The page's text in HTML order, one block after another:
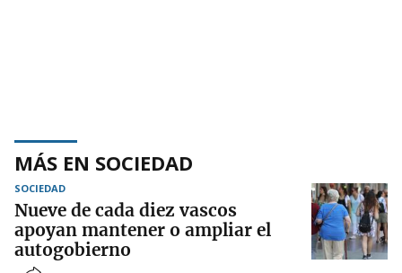
MÁS EN SOCIEDAD
SOCIEDAD
Nueve de cada diez vascos
apoyan mantener o ampliar el
autogobierno